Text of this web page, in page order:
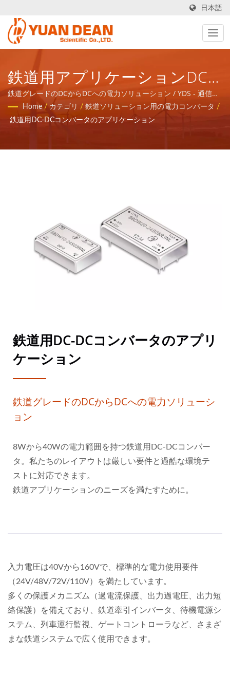
日本語
鉄道用アプリケーションDC-
DCコンバータ / YDS - 通信ネ
ットワークアプリケーション
鉄道グレードのDCからDCへの電力ソリューション / YDS - 通信ネ
ットワークアプリケーションの磁気コンポーネントと電力製品の
トータルソリューションを提供します。
Home / カテゴリ / 鉄道ソリューション用の電力コンバータ /
鉄道用DC-DCコンバータのアプリケーション
鉄道用DC-DCコンバータのアプリ
ケーション
鉄道グレードのDCからDCへの電力ソリューシ
ョン
8Wから40Wの電力範囲を持つ鉄道用DC-DCコンバー
タ。私たちのレイアウトは厳しい要件と過酷な環境テ
ストに対応できます。
鉄道アプリケーションのニーズを満たすために。
入力電圧は40Vから160Vで、標準的な電力使用要件
（24V/48V/72V/110V）を満たしています。
多くの保護メカニズム（過電流保護、出力過電圧、出力短
絡保護）を備えており、鉄道牽引インバータ、待機電源シ
ステム、列車運行監視、ゲートコントローラなど、さまざ
まな鉄道システムで広く使用できます。